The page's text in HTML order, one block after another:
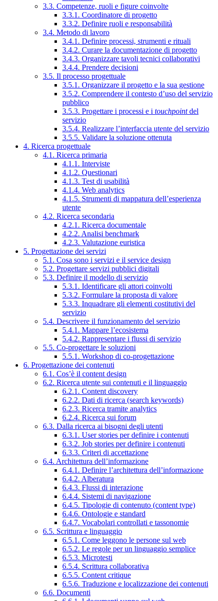
3.3. Competenze, ruoli e figure coinvolte
3.3.1. Coordinatore di progetto
3.3.2. Definire ruoli e responsabilità
3.4. Metodo di lavoro
3.4.1. Definire processi, strumenti e rituali
3.4.2. Curare la documentazione di progetto
3.4.3. Organizzare tavoli tecnici collaborativi
3.4.4. Prendere decisioni
3.5. Il processo progettuale
3.5.1. Organizzare il progetto e la sua gestione
3.5.2. Comprendere il contesto d’uso del servizio
pubblico
3.5.3. Progettare i processi e i touchpointdel
servizio
3.5.4. Realizzare l’interfaccia utente del servizio
3.5.5. Validare la soluzione ottenuta
4. Ricerca progettuale
4.1. Ricerca primaria
4.1.1. Interviste
4.1.2. Questionari
4.1.3. Test di usabilità
4.1.4. Web analytics
4.1.5. Strumenti di mappatura dell’esperienza
utente
4.2. Ricerca secondaria
4.2.1. Ricerca documentale
4.2.2. Analisi benchmark
4.2.3. Valutazione euristica
5. Progettazione dei servizi
5.1. Cosa sono i servizi e il service design
5.2. Progettare servizi pubblici digitali
5.3. Definire il modello di servizio
5.3.1. Identificare gli attori coinvolti
5.3.2. Formulare la proposta di valore
5.3.3. Inquadrare gli elementi costitutivi del
servizio
5.4. Descrivere il funzionamento del servizio
5.4.1. Mappare l’ecosistema
5.4.2. Rappresentare i flussi di servizio
5.5. Co-progettare le soluzioni
5.5.1. Workshop di co-progettazione
6. Progettazione dei contenuti
6.1. Cos’è il content design
6.2. Ricerca utente sui contenuti e il linguaggio
6.2.1. Content discovery
6.2.2. Dati di ricerca (search keywords)
6.2.3. Ricerca tramite analytics
6.2.4. Ricerca sui forum
6.3. Dalla ricerca ai bisogni degli utenti
6.3.1. User stories per definire i contenuti
6.3.2. Job stories per definire i contenuti
6.3.3. Criteri di accettazione
6.4. Architettura dell’informazione
6.4.1. Definire l’architettura dell’informazione
6.4.2. Alberatura
6.4.3. Flussi di interazione
6.4.4. Sistemi di navigazione
6.4.5. Tipologie di contenuto (content type)
6.4.6. Ontologie e standard
6.4.7. Vocabolari controllati e tassonomie
6.5. Scrittura e linguaggio
6.5.1. Come leggono le persone sul web
6.5.2. Le regole per un linguaggio semplice
6.5.3. Microtesti
6.5.4. Scrittura collaborativa
6.5.5. Content critique
6.5.6. Traduzione e localizzazione dei contenuti
6.6. Documenti